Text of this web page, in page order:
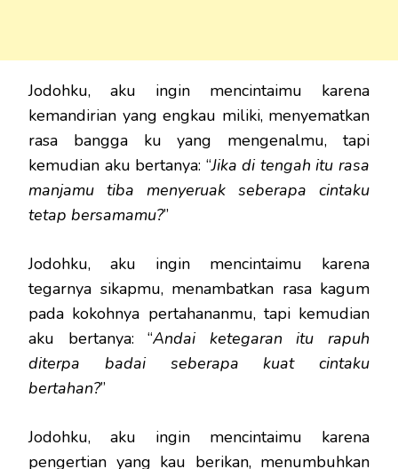
Jodohku, aku ingin mencintaimu karena
kemandirian yang engkau miliki, menyematkan
rasa bangga ku yang mengenalmu, tapi
kemudian aku bertanya: “Jika di tengah itu rasa
manjamu tiba menyeruak seberapa cintaku
tetap bersamamu?”
Jodohku, aku ingin mencintaimu karena
tegarnya sikapmu, menambatkan rasa kagum
pada kokohnya pertahananmu, tapi kemudian
aku bertanya: “Andai ketegaran itu rapuh
diterpa badai seberapa kuat cintaku
bertahan?”
Jodohku, aku ingin mencintaimu karena
pengertian yang kau berikan, menumbuhkan